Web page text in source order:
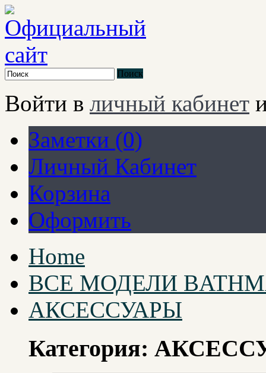
Поиск
Войти в личный кабинет
Заметки (0)
Личный Кабинет
Корзина
Оформить
Home
ВСЕ МОДЕЛИ
АКСЕССУАРЫ
Категория: